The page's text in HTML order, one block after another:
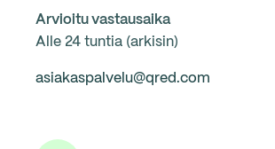
Arvioitu vastausaika
Alle 24 tuntia (arkisin)
asiakaspalvelu@qred.com